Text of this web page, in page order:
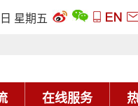
星期五
在线服务